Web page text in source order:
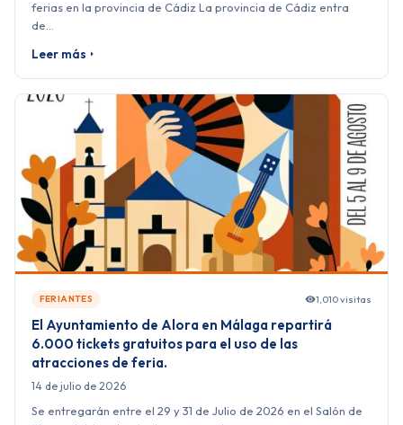
ferias en la provincia de Cádiz La provincia de Cádiz entra
de…
Leer más
FERIANTES 1,010 visitas
El Ayuntamiento de Alora en Málaga repartirá
6.000 tickets gratuitos para el uso de las
atracciones de feria.
14 de julio de 2026
Se entregarán entre el 29 y 31 de Julio de 2026 en el Salón de